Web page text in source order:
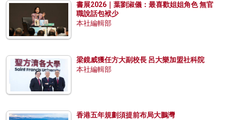
書展2026｜葉劉淑儀：最喜歡姐姐角色 無官
職說話包袱少
本社編輯部
梁鏡威獲任方大副校長 呂大樂加盟社科院
本社編輯部
香港五年規劃須提前布局大鵬灣